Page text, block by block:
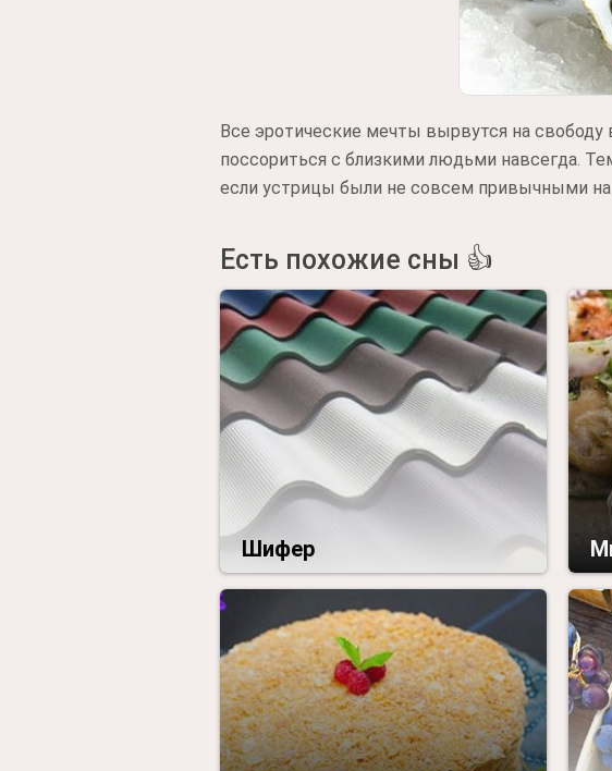
Все эротические мечты вырвутся на свободу
поссориться с близкими людьми навсегда.
если устрицы были не совсем привычными на
Есть похожие сны 👍
Шифер